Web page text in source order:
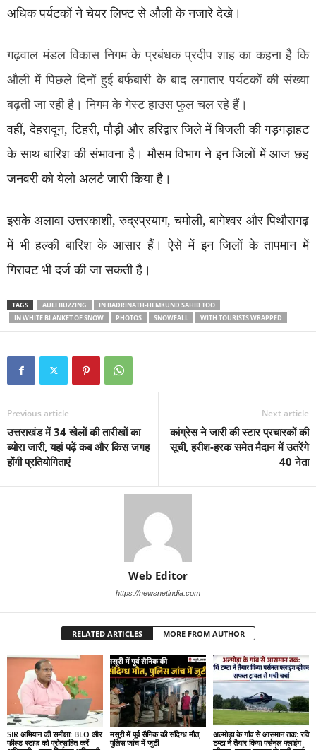
अधिक पर्यटकों ने चेयर लिफ्ट से औली के नजारे देखे।
गढ़वाल मंडल विकास निगम के प्रबंधक प्रदीप शाह का कहना है कि
औली में पिछले दिनों हुई बर्फबारी के बाद लगातार पर्यटकों की संख्या
बढ़ती जा रही है। निगम के गेस्ट हाउस फुल चल रहे हैं।
वहीं, देहरादून, टिहरी, पौड़ी और हरिद्वार जिले में बिजली की गड़गड़ाहट
के साथ बारिश की संभावना है। मौसम विभाग ने इन जिलों में आज छह
जनवरी को येलो अलर्ट जारी किया है।
इसके अलावा उत्तरकाशी, रुद्रप्रयाग, चमोली, बागेश्वर और पिथौरागढ़
में भी हल्की बारिश के आसार हैं। ऐसे में इन जिलों के तापमान में
गिरावट भी दर्ज की जा सकती है।
TAGS AULI BUZZING
IN BADRINATH-HEMKUND SAHIB TOO
IN WHITE BLANKET OF SNOW
PHOTOS SNOWFALL WITH TOURISTS WRAPPED
Previous article
उत्तराखंड में 34 खेलों की तारीखों का
ब्योरा जारी, यहां पढ़ें कब और किस जगह
होंगी प्रतियोगिताएं
Next article
कांग्रेस ने जारी की स्टार प्रचारकों की
सूची, हरीश-हरक समेत मैदान में उतरेंगे
40 नेता
Web Editor
https://newsnetindia.com
RELATED ARTICLES MORE FROM AUTHOR
SIR अभियान की समीक्षा: BLO और
फील्ड स्टाफ को प्रोत्साहित करें
मसूरी में पूर्व सैनिक की संदिग्ध मौत,
पुलिस जांच में जुटी
अल्मोड़ा के गांव से आसमान तक: रवि
टम्टा ने तैयार किया पर्सनल फ्लाइंग